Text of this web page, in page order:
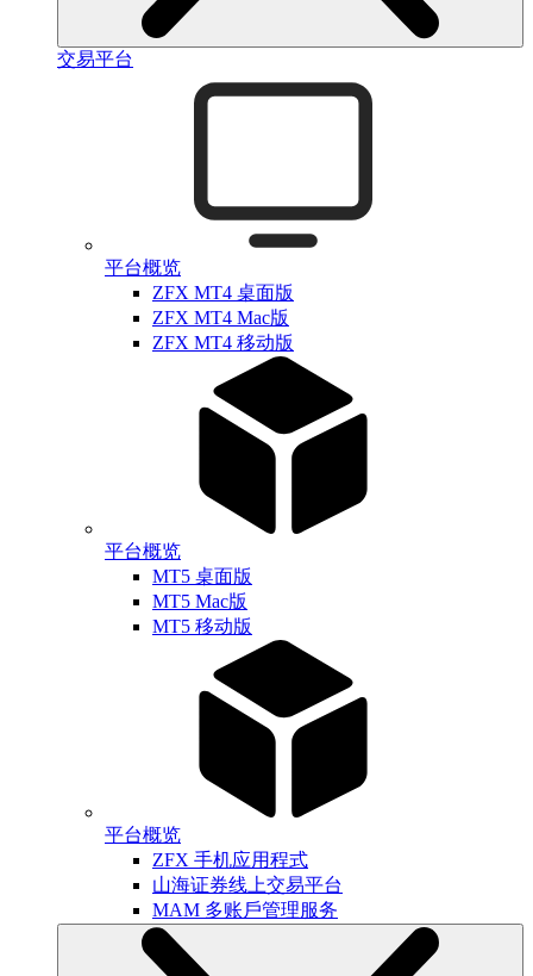
交易平台
平台概览
ZFX MT4 桌面版
ZFX MT4 Mac版
ZFX MT4 移动版
平台概览
MT5 桌面版
MT5 Mac版
MT5 移动版
平台概览
ZFX 手机应用程式
山海证券线上交易平台
MAM 多账戶管理服务